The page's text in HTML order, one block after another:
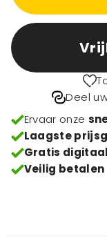
Deel
Ervaar onze
Laagste
Gratis
Veilig betalen